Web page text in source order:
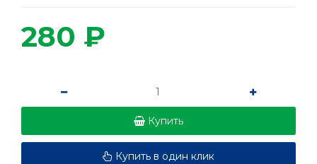
280 ₽
Купить
Купить в один клик